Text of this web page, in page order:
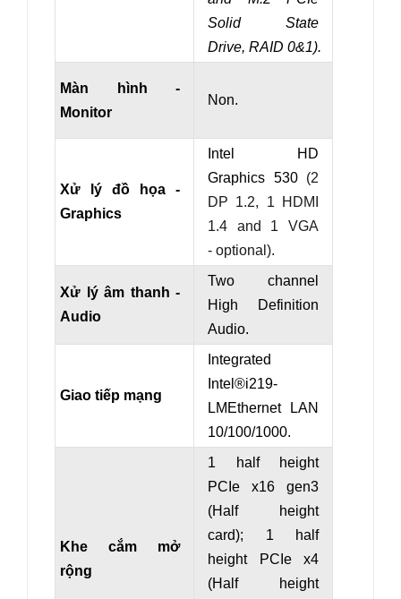
Solid State
Drive, RAID 0&1).
Màn hình -
Monitor
Non.
Xử lý đồ họa -
Graphics
Intel HD
Graphics 530 (2
DP 1.2, 1 HDMI
1.4 and 1 VGA
- optional).
Xử lý âm thanh -
Audio
Two channel
High Definition
Audio.
Giao tiếp mạng
Integrated
Intel®i219-
LM Ethernet LAN
10/100/1000.
Khe cắm mở
rộng
1 half height
PCIe x16 gen3
(Half height
card); 1 half
height PCIe x4
(Half height